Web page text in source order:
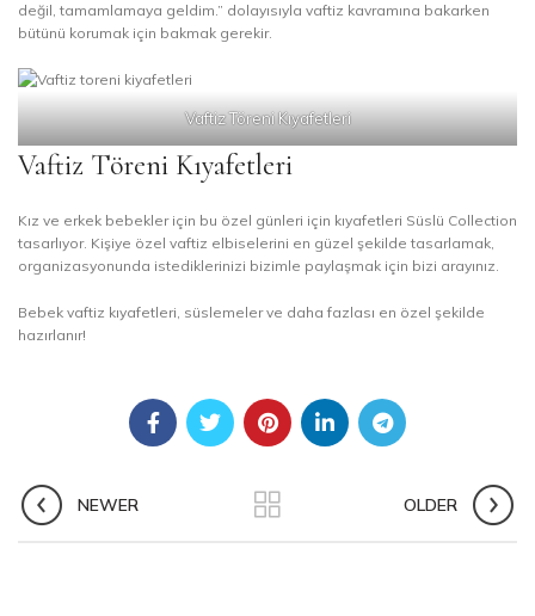
değil, tamamlamaya geldim.” dolayısıyla vaftiz kavramına bakarken
bütünü korumak için bakmak gerekir.
Vaftiz Töreni Kıyafetleri
Vaftiz Töreni Kıyafetleri
Kız ve erkek bebekler için bu özel günleri için kıyafetleri Süslü Collection
tasarlıyor. Kişiye özel vaftiz elbiselerini en güzel şekilde tasarlamak,
organizasyonunda istediklerinizi bizimle paylaşmak için bizi arayınız.
Bebek vaftiz kıyafetleri, süslemeler ve daha fazlası en özel şekilde
hazırlanır!
NEWER OLDER